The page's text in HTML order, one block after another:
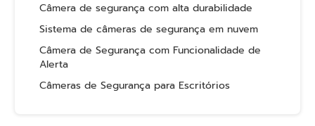
Câmera de segurança com alta durabilidade
Sistema de câmeras de segurança em nuvem
Câmera de Segurança com Funcionalidade de
Alerta
Câmeras de Segurança para Escritórios